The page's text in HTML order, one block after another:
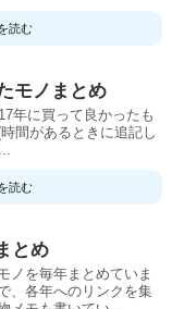
読む
モノまとめ
年に買って良かったも
間があるときに追記し
読む
とめ
ノを毎年まとめていま
、各年へのリンクを集